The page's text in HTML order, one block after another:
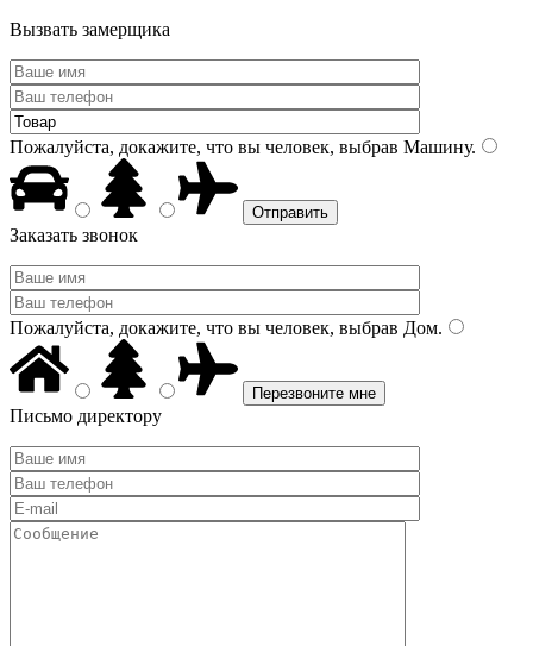
Вызвать замерщика
Пожалуйста, докажите, что вы человек, выбрав Машину.
Заказать звонок
Пожалуйста, докажите, что вы человек, выбрав Дом.
Письмо директору